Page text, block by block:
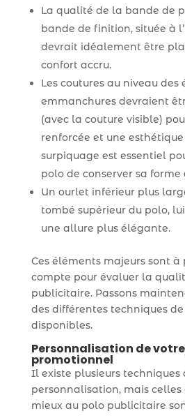
La qualité de la bande de
bande de finition, située à
devrait idéalement être
confort accru.
Les coutures au niveau des
emmanchures devraient
(avec la couture visible)
renforcée et une
surpiquage est essentiel
polo de conserver sa
Un ourlet inférieur plus
tombé supérieur du polo,
une allure plus élégante.
Ces éléments majeurs sont à
compte pour évaluer la
publicitaire. Passons
des différentes techniques
disponibles.
Personnalisation de
promotionnel
Il existe plusieurs techniques
personnalisation, mais
mieux au polo publicitaire